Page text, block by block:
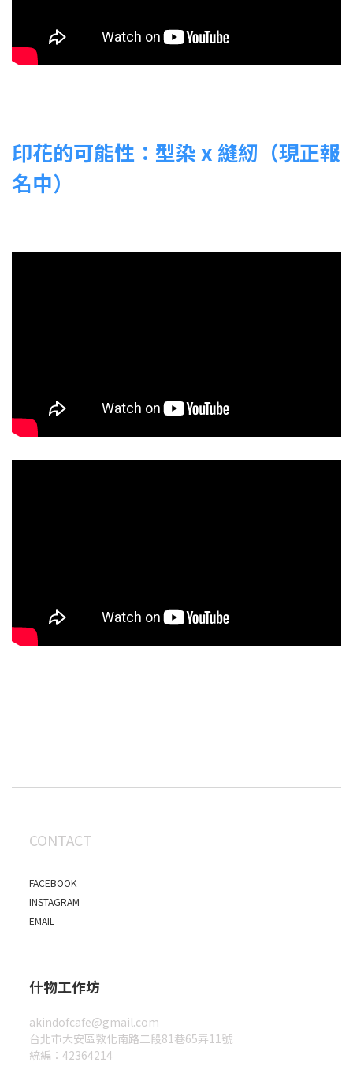
印花的可能性：型染 x 縫紉（現正報
名中）
CONTACT
FACEBOOK
INSTAGRAM
EMAIL
什物工作坊
akindofcafe@gmail.com
台北市大安區敦化南路二段81巷65弄11號
統編：42364214